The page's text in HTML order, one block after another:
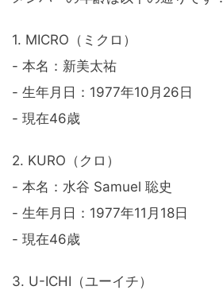
1. MICRO（ミクロ）
- 本名：新美太祐
- 生年月日：1977年10月26日
- 現在46歳
2. KURO（クロ）
- 本名：水谷 Samuel 聡史
- 生年月日：1977年11月18日
- 現在46歳
3. U-ICHI（ユーイチ）